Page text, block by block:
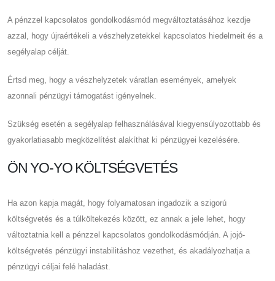
A pénzzel kapcsolatos gondolkodásmód megváltoztatásához kezdje
azzal, hogy újraértékeli a vészhelyzetekkel kapcsolatos hiedelmeit és a
segélyalap célját.
Értsd meg, hogy a vészhelyzetek váratlan események, amelyek
azonnali pénzügyi támogatást igényelnek.
Szükség esetén a segélyalap felhasználásával kiegyensúlyozottabb és
gyakorlatiasabb megközelítést alakíthat ki pénzügyei kezelésére.
ÖN YO-YO KÖLTSÉGVETÉS
Ha azon kapja magát, hogy folyamatosan ingadozik a szigorú
költségvetés és a túlköltekezés között, ez annak a jele lehet, hogy
változtatnia kell a pénzzel kapcsolatos gondolkodásmódján. A jojó-
költségvetés pénzügyi instabilitáshoz vezethet, és akadályozhatja a
pénzügyi céljai felé haladást.